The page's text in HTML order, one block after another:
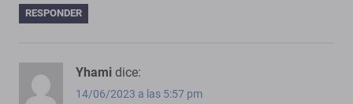
RESPONDER
Yhami dice:
14/06/2023 a las 5:57 pm